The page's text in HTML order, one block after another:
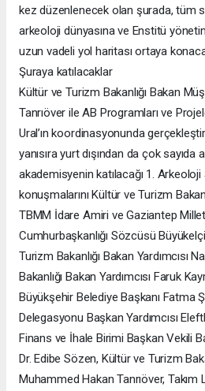
kez düzenlenecek olan şurada, tüm
arkeoloji dünyasına ve Enstitü
uzun vadeli yol haritası ortaya
Şuraya katılacaklar
Kültür ve Turizm Bakanlığı Bakan
Tanrıöver ile AB Programları ve
Ural’ın koordinasyonunda
yanısıra yurt dışından da çok
akademisyenin katılacağı 1. Arkeoloji
konuşmalarını Kültür ve Turizm
TBMM İdare Amiri ve Gaziantep
Cumhurbaşkanlığı Sözcüsü
Turizm Bakanlığı Bakan Yardımcısı
Bakanlığı Bakan Yardımcısı Faruk
Büyükşehir Belediye Başkanı Fatma
Delegasyonu Başkan Yardımcısı
Finans ve İhale Birimi Başkan Vekili
Dr. Edibe Sözen, Kültür ve Turizm
Muhammed Hakan Tanrıöver, Takım